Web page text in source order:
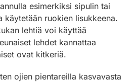
esimerkiksi sipulin tai
käytetään ruokien lisukkeena.
lehtiä voi käyttää
lehdet kannattaa
ovat kitkeriä.
ojien pientareilla kasvavasta